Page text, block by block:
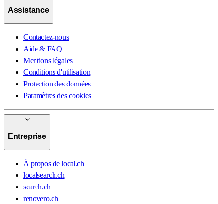
Assistance
Contactez-nous
Aide & FAQ
Mentions légales
Conditions d'utilisation
Protection des données
Paramètres des cookies
Entreprise
À propos de local.ch
localsearch.ch
search.ch
renovero.ch